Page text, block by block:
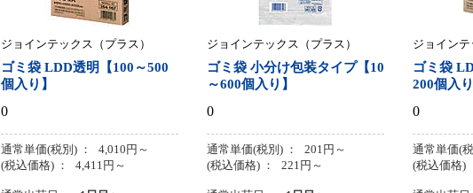
ジョインテックス（プラス）
ゴミ袋 LDD透明【100～500
個入り】
0
通常単価(税別) ： 4,010 円 ～
(税込価格) ：
4,411 円 ～
ジョインテックス（プラス）
ゴミ袋 小分け包装タイプ【10
～600個入り】
0
通常単価(税別) ： 201 円 ～
(税込価格) ：
221 円 ～
ジョイン
ゴミ袋
200個入
0
通常単価(
(税込価格)